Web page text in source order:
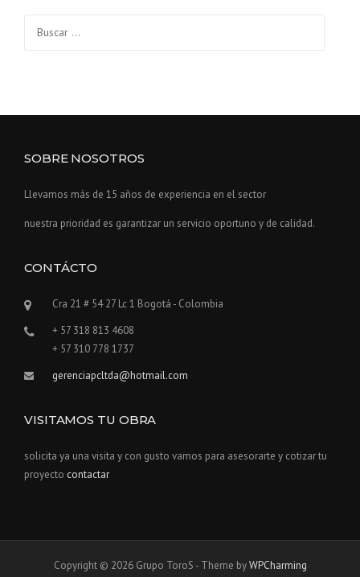
SOBRE NOSOTROS
Llevamos más de 15 años de experiencia en el sector
nuestra prioridad es garantizar un servicio oportuno y de calidad.
CONTÁCTO
Cra 21 # 54 27 Lc 1 Bogotá - Colombia
+ 57 318 813 4608
+ 57 310 778 1737
gerenciapcltda@hotmail.com
VISITAMOS TU OBRA
solicita ya una visita y con gusto vamos para asesorarte y cotizar tu
proyecto contactar
Copyright © 2026 Grupo ToroS - Theme byWPCharming